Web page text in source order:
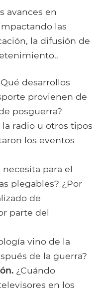
avances en
las
la difusión de
Qué desarrollos
provienen de
posguerra?
la radio u otros tipos
los eventos
necesita para el
plegables? ¿Por
de
parte del
vino de la
de la guerra?
¿Cuándo
en los